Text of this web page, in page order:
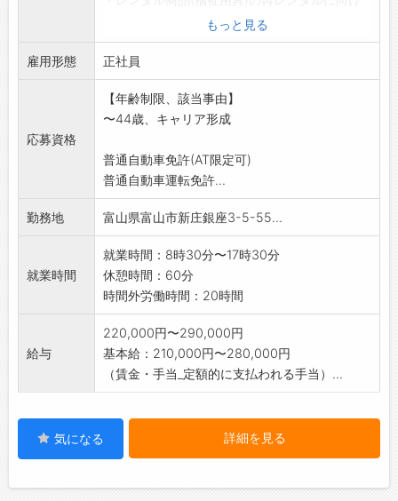
メンテナンス業務、組立、引上げ
・新しい福祉用具の案内業務(簡単なチラシ作製
等)
*未経験からスタートの社員がほとんどです。
先輩社員からの丁寧な指導や資格取得支援制度
初めてでも安心してください。
【変更範囲:会社の定める業務】
もっと見る
雇用形態 正社員
応募資格
【年齢制限、該当事由】
〜44歳、キャリア形成
普通自動車免許(AT限定可)
普通自動車運転免許...
勤務地 富山県富山市新庄銀座3-5-55...
就業時間
就業時間：8時30分〜17時30分
休憩時間：60分
時間外労働時間：20時間
給与
220,000円〜290,000円
基本給：210,000円〜280,000円
（賃金・手当_定額的に支払われる手当）...
気になる 詳細を見る